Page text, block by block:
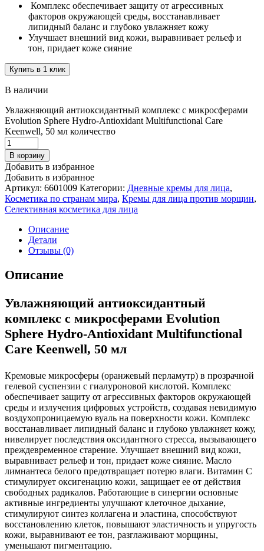
Комплекс обеспечивает защиту от агрессивных
факторов окружающей среды, восстанавливает
липидный баланс и глубоко увлажняет кожу
Улучшает внешний вид кожи, выравнивает рельеф и
тон, придает коже сияние
Купить в 1 клик
В наличии
Увлажняющий антиоксидантный комплекс с микросферами
Evolution Sphere Hydro-Antioxidant Multifunctional Care
Keenwell, 50 мл количество
В корзину
Добавить в избранное
Добавить в избранное
Артикул: 6601009 Категории: Дневные кремы для лица,
Косметика по странам мира, Кремы для лица против морщин,
Селективная косметика для лица
Описание
Детали
Отзывы (0)
Описание
Увлажняющий антиоксидантный
комплекс с микросферами Evolution
Sphere Hydro-Antioxidant Multifunctional
Care Keenwell, 50 мл
Кремовые микросферы (оранжевый перламутр) в прозрачной
гелевой суспензии с гиалуроновой кислотой. Комплекс
обеспечивает защиту от агрессивных факторов окружающей
среды и излучения цифровых устройств, создавая невидимую
воздухопроницаемую вуаль на поверхности кожи. Комплекс
восстанавливает липидный баланс и глубоко увлажняет кожу,
нивелирует последствия оксидантного стресса, вызывающего
преждевременное старение. Улучшает внешний вид кожи,
выравнивает рельеф и тон, придает коже сияние. Масло
лимнантеса белого предотвращает потерю влаги. Витамин С
стимулирует оксигенацию кожи, защищает ее от действия
свободных радикалов. Работающие в синергии основные
активные ингредиенты улучшают клеточное дыхание,
стимулируют синтез коллагена и эластина, способствуют
восстановлению клеток, повышают эластичность и упругость
кожи, выравнивают ее тон, разглаживают морщины,
уменьшают пигментацию.